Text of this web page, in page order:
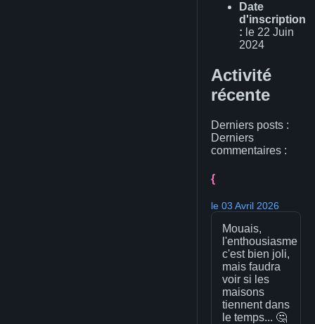
Date
d'inscription
: le 22 Juin
2024
Activité
récente
Derniers posts :
Derniers
commentaires :
{
le 03 Avril 2026
Mouais,
l'enthousiasme
c'est bien joli,
mais faudra
voir si les
maisons
tiennent dans
le temps... 🤔